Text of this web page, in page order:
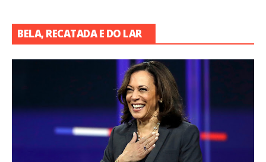
BELA, RECATADA E DO LAR